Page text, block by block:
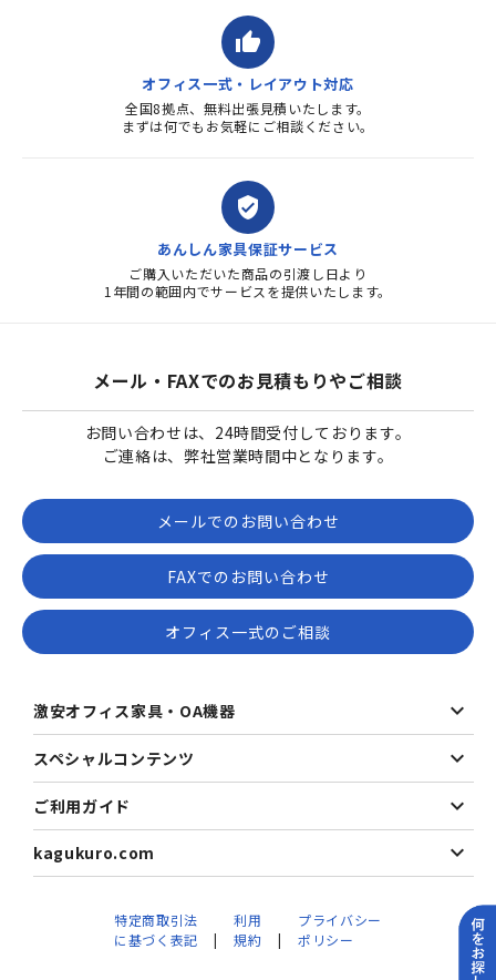
thumb_up
オフィス一式・レイアウト対応
全国8拠点、無料出張見積いたします。
まずは何でもお気軽にご相談ください。
verified_user
あんしん家具保証サービス
ご購入いただいた商品の引渡し日より
1年間の範囲内でサービスを提供いたします。
メール・FAXでのお見積もりやご相談
お問い合わせは、24時間受付しております。
ご連絡は、弊社営業時間中となります。
メールでのお問い合わせ
FAXでのお問い合わせ
オフィス一式のご相談
激安オフィス家具・OA機器
スペシャルコンテンツ
ご利用ガイド
kagukuro.com
特定商取引法
に基づく表記
利用
規約
プライバシー
ポリシー